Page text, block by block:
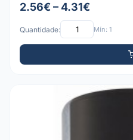
2.56€ – 4.31€
Quantidade: Mín: 1